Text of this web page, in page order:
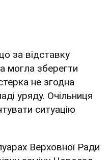
за відставку
могла зберегти
не згодна
уряду. Очільниця
ситуацію
Верховної Ради